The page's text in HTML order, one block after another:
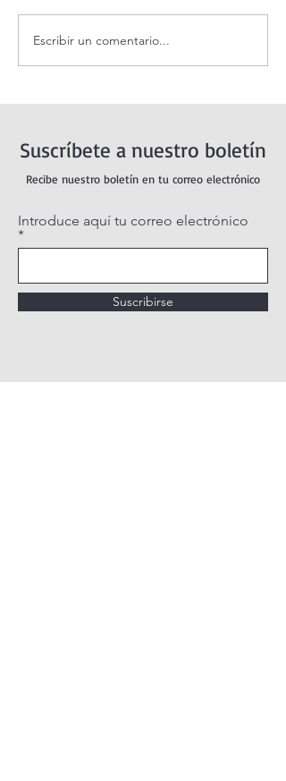
Santo Rosario de hoy
viernes. Misterios
Escribir un comentario...
Suscríbete a nuestro boletín
Recibe nuestro boletín en tu correo electrónico
Introduce aquí tu correo electrónico
Suscribirse